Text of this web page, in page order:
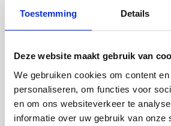
Toestemming Details
Deze website maakt gebruik van
We gebruiken cookies om content
personaliseren, om functies voor
en om ons websiteverkeer te
informatie over uw gebruik van onze
helaas
verhuurd/
Pagina niet
Terug naar